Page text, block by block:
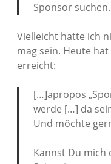
Sponsor suchen.
Vielleicht hatte ich
mag sein. Heute
erreicht:
[…]apropos
werde […] da
Und möchte
Kannst Du mich